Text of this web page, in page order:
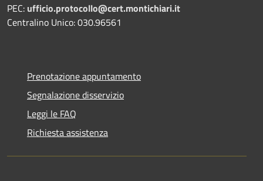
PEC: ufficio.protocollo@cert.montichiari.it
Centralino Unico: 030.96561
Prenotazione appuntamento
Segnalazione disservizio
Leggi le FAQ
Richiesta assistenza